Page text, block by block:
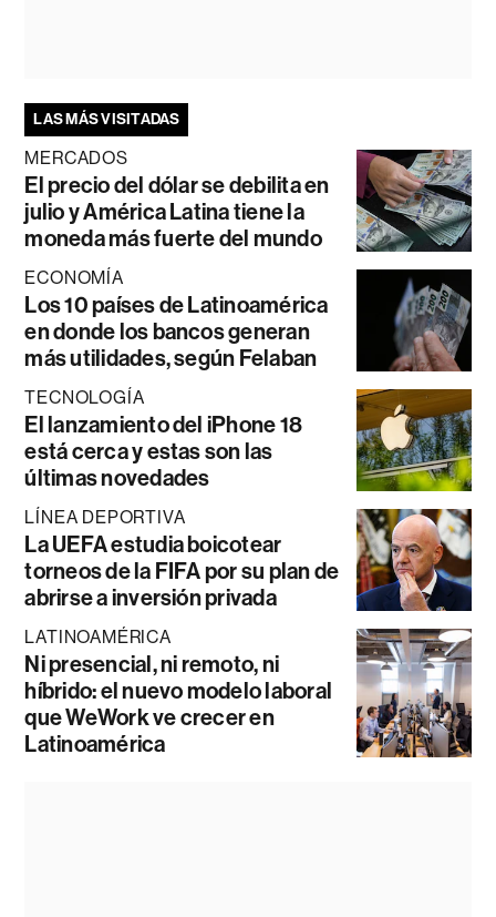
LAS MÁS VISITADAS
MERCADOS
El precio del dólar se debilita en
julio y América Latina tiene la
moneda más fuerte del mundo
ECONOMÍA
Los 10 países de Latinoamérica
en donde los bancos generan
más utilidades, según Felaban
TECNOLOGÍA
El lanzamiento del iPhone 18
está cerca y estas son las
últimas novedades
LÍNEA DEPORTIVA
La UEFA estudia boicotear
torneos de la FIFA por su plan de
abrirse a inversión privada
LATINOAMÉRICA
Ni presencial, ni remoto, ni
híbrido: el nuevo modelo laboral
que WeWork ve crecer en
Latinoamérica